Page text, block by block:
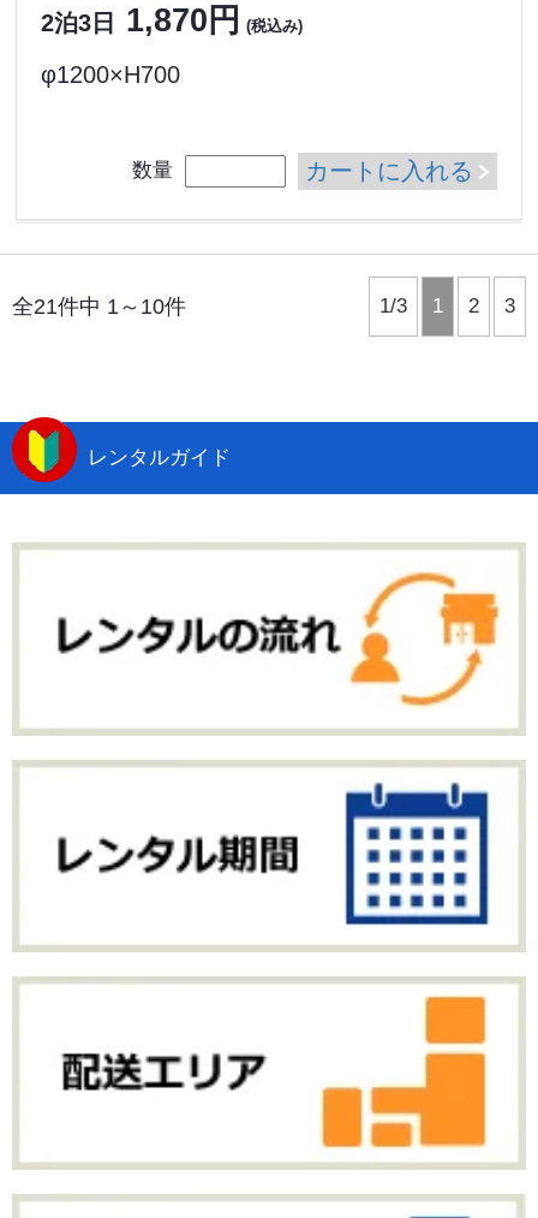
2泊3日 1,870円 (税込み)
φ1200×H700
数量 カートに入れる
全21件中 1～10件 1/3 1 2 3
レンタルガイド